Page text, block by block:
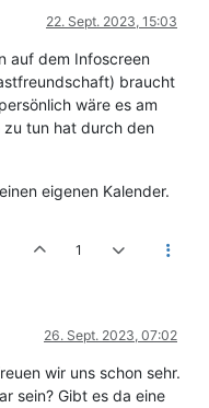
22. Sept. 2023, 15:03
auf dem Infoscreen
braucht
wäre es am
zu tun hat durch den
eigenen Kalender.
1
26. Sept. 2023, 07:02
wir uns schon sehr.
sein? Gibt es da eine